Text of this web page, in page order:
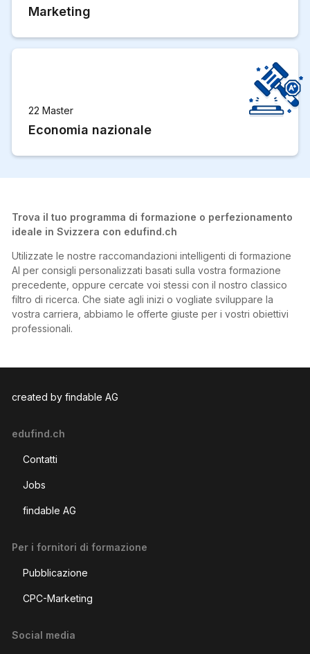
Marketing
22 Master
Economia nazionale
Trova il tuo programma di formazione o perfezionamento
ideale in Svizzera con edufind.ch
Utilizzate le nostre raccomandazioni intelligenti di formazione
AI per consigli personalizzati basati sulla vostra formazione
precedente, oppure cercate voi stessi con il nostro classico
filtro di ricerca. Che siate agli inizi o vogliate sviluppare la
vostra carriera, abbiamo le offerte giuste per i vostri obiettivi
professionali.
created by findable AG
edufind.ch
Contatti
Jobs
findable AG
Per i fornitori di formazione
Pubblicazione
CPC-Marketing
Social media